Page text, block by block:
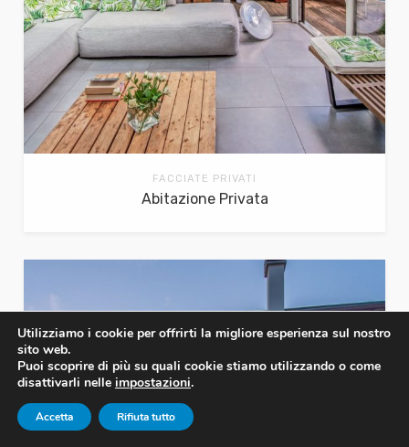
FACCIATE PRIVATI
Abitazione Privata
Utilizziamo i cookie per offrirti la migliore esperienza sul nostro
sito web.
Puoi scoprire di più su quali cookie stiamo utilizzando o come
disattivarli nelle impostazioni.
Accetta Rifiuta tutto